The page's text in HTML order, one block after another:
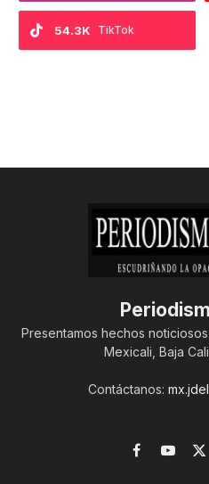
TikTok
54.3K
Presentamos hechos
Mexicali, Baja
Contáctanos:
FacebookX